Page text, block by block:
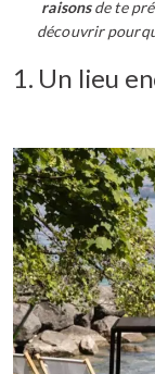
raisonsde te
découvrir
1. Un lieu